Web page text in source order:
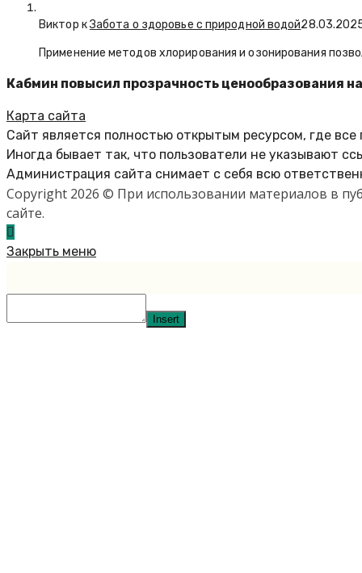
Виктор кЗабота о здоровье с природной водой
Применение методов хлорирования и озонирования
Кабмин повысил прозрачность ценообразования
Карта сайта
Сайт является полностью открытым ресурсом, где
Иногда бывает так, что пользователи не указывают
Администрация сайта снимает с себя всю
Copyright 2026 © При использовании материалов в
сайте.
Закрыть меню
Insert